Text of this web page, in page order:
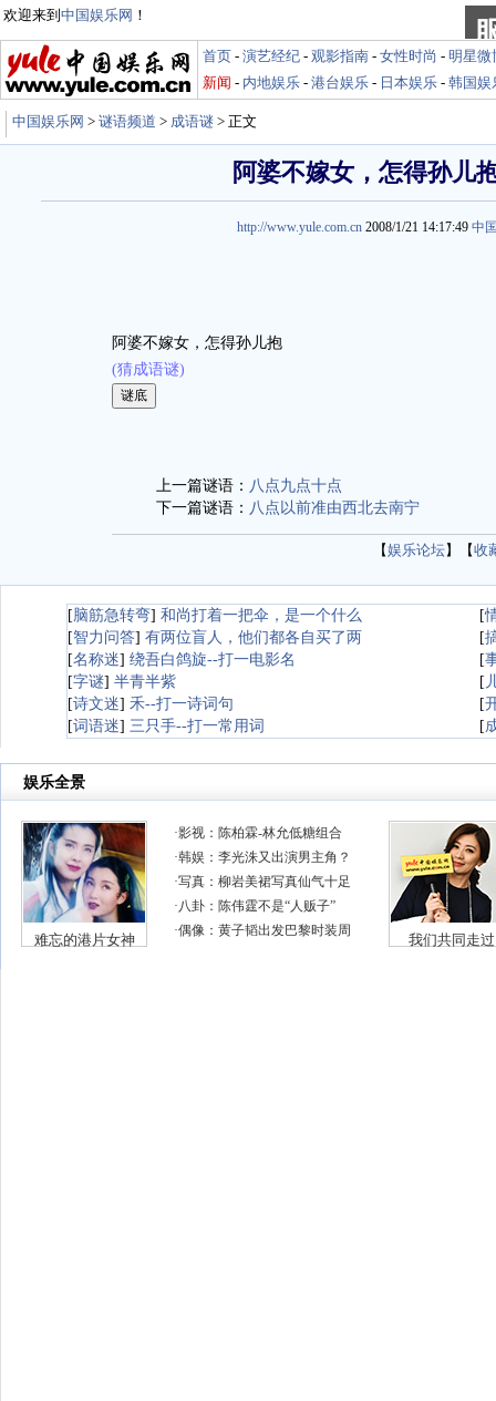
欢迎来到 中国娱乐网 ！
首页 - 演艺经纪 - 观影指南 - 女性时尚 - 明星微
新闻 - 内地娱乐 - 港台娱乐 - 日本娱乐 - 韩国娱
中国娱乐网 > 谜语频道 > 成语谜 > 正文
阿婆不嫁女，怎得孙儿
http://www.yule.com.cn 2008/1/21 14:17:49 中
阿婆不嫁女，怎得孙儿抱
(猜成语谜)
上一篇谜语： 八点九点十点
下一篇谜语： 八点以前准由西北去南宁
【娱乐论坛】【收
[脑筋急转弯] 和尚打着一把伞，是一个什么 [
[智力问答] 有两位盲人，他们都各自买了两 [
[名称迷] 绕吾白鸽旋--打一电影名 [
[字谜] 半青半紫 [
[诗文迷] 禾--打一诗词句 [
[词语迷] 三只手--打一常用词 [